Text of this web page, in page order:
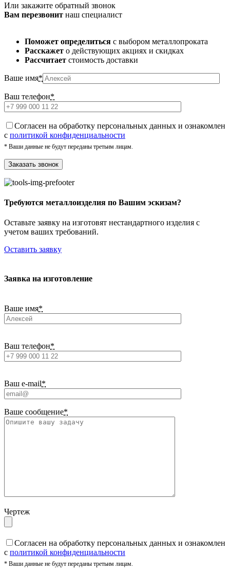
Или закажите обратный звонок
Вам перезвонит наш специалист
Поможет определиться с выбором металлопроката
Расскажет о действующих акциях и скидках
Рассчитает стоимость доставки
Ваше имя*
Ваш телефон*
Cогласен на обработку персональных данных и ознакомлен
с политикой конфиденциальности
* Ваши данные не будут переданы третьим лицам.
Требуются металлоизделия по Вашим эскизам?
Оставьте заявку на изготовят нестандартного изделия с
учетом ваших требований.
Оставить заявку
Заявка на изготовление
Ваше имя*
Ваш телефон*
Ваш e-mail*
Ваше сообщение*
Чертеж
Cогласен на обработку персональных данных и ознакомлен
с политикой конфиденциальности
* Ваши данные не будут переданы третьим лицам.